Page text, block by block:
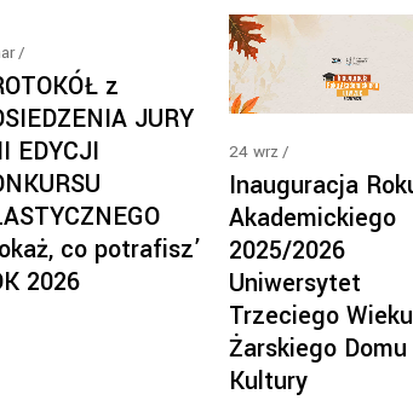
z
JURY
EDYCJI
co potrafisz’
2026
24 wrz
Inauguracja
Akademickiego
2025/2026
Uniwersytet
Trzeciego Wieku
Żarskiego Domu
Kultury